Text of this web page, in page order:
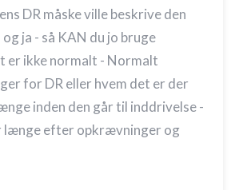
DR måske ville beskrive den
ja - så KAN du jo bruge
er ikke normalt - Normalt
for DR eller hvem det er der
inden den går til inddrivelse -
længe efter opkrævninger og